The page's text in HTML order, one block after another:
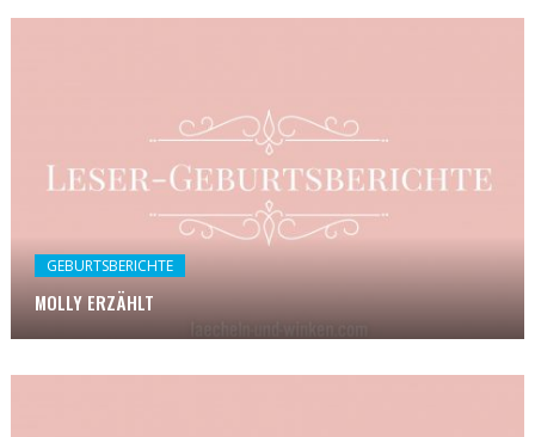
GEBURTSBERICHTE
MOLLY ERZÄHLT